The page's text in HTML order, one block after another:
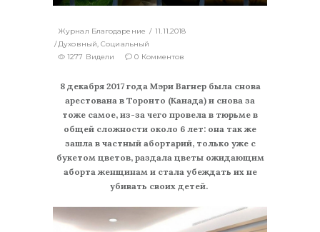
Журнал Благодарение
11.11.2018
Духовный,Социальный
1277 Видели
0 Комментов
8 декабря 2017 года Мэри Вагнер была снова
арестована в Торонто (Канада) и снова за
тоже самое, из-за чего провела в тюрьме в
общей сложности около 6 лет: она так же
зашла в частный абортарий, только уже с
букетом цветов, раздала цветы ожидающим
аборта женщинам и стала убеждать их не
убивать своих детей.